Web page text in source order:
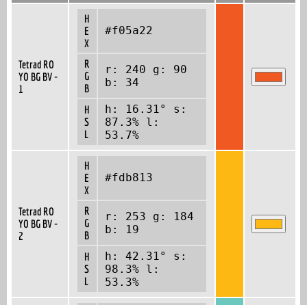
Tetrad RO
YO BG BV -
1
H
E
X
#f05a22
R
G
B
r: 240 g: 90
b: 34
H
S
L
h: 16.31° s:
87.3% l:
53.7%
Tetrad RO
YO BG BV -
2
H
E
X
#fdb813
R
G
B
r: 253 g: 184
b: 19
H
S
L
h: 42.31° s:
98.3% l:
53.3%